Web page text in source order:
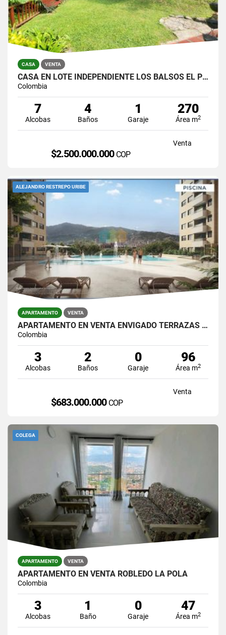
CASA VENTA
CASA EN LOTE INDEPENDIENTE LOS BALSOS EL POBLADO
Colombia
7
Alcobas
4
Baños
1
Garaje
270
Área m2
Venta
$2.500.000.000 COP
ALEJANDRO RESTREPO URIBE
APARTAMENTO VENTA
APARTAMENTO EN VENTA ENVIGADO TERRAZAS DEL RIO
Colombia
3
Alcobas
2
Baños
0
Garaje
96
Área m2
Venta
$683.000.000 COP
COLEGA
APARTAMENTO VENTA
APARTAMENTO EN VENTA ROBLEDO LA POLA
Colombia
3
Alcobas
1
Baño
0
Garaje
47
Área m2